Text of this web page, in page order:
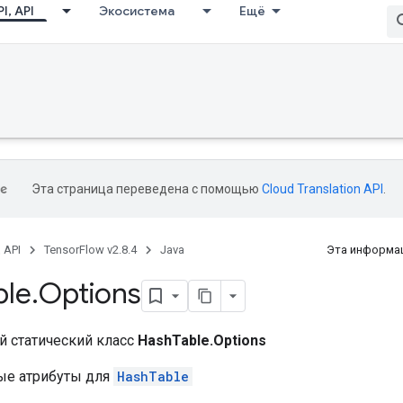
API Экосистема Ещё
Эта страница переведена с помощью Cloud Translation API
API TensorFlow v2.8.4 Java Эта
.Options
класс HashTable.Options
атрибуты для HashTable